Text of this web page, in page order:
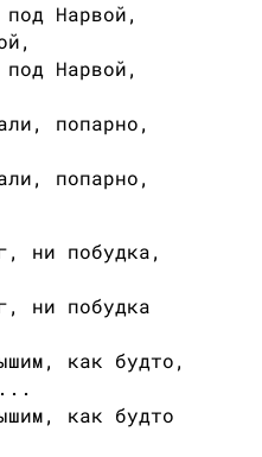
Нарвой,
Нарвой,
попарно,
попарно,
ни побудка,
ни побудка
как будто,
как будто